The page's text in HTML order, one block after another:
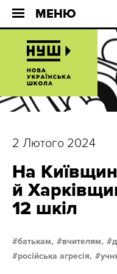
МЕНЮ
2 Лютого 2024
На
й
12 шкіл
батькам, вчителям,
російська агресія,